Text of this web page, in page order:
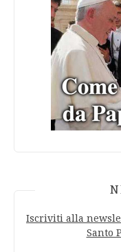
Iscriviti alla
Santo